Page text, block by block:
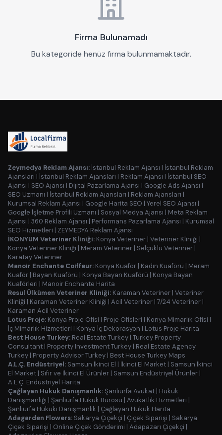
Firma Bulunamadı
Bu kategoride henüz firma bulunmamaktadır.
Zeymedya Reklam Ajansı: İstanbul Reklam Ajansı | İstanbul Reklam
Ajansları | İstanbul Reklam Ajansları | Reklam Ajansı | İstanbul SEO
Ajansı | SEO Ajansı | Dijital Pazarlama Ajansı | Google Ads Ajansı |
SEO Uzmanı | İstanbul Reklam Ajansları | Reklam Ajansları |
Kurumsal Reklam Ajansı | Google Harita SEO | Yerel SEO Ajansı |
Google İşletme Profili Uzmanı | Sosyal Medya Ajansı | Meta Reklam
Ajansı | 360 Reklam Ajansı | Performans Pazarlama Ajansı | Kurumsal
SEO Hizmetleri | ZEYMEDYA Reklam Ajansı
İKONYUM Veteriner Kliniği: Konya Veteriner | Veteriner Kliniği |
Konya Veteriner Kliniği | Meram Veteriner | Selçuklu Veteriner |
Karatay Veteriner
Manoir Enchante Coiffeur: Konya Kuaför | Kadın Kuaförü | Meram
Kuaför | Bayan Kuaförü | Konya Bayan Kuaförü | Konya Bayan
Kuaförleri | Manoir Enchante Harita
Resul Ülkümen Veteriner Kliniği: Karaman Veteriner | Veteriner
Kliniği | Karaman Veteriner Kliniği | Acil Veteriner | 7/24 Veteriner |
Karaman Acil Veteriner
Lotus Proje: Konya Proje Ofisi | Proje Ofisleri | Konya Mimarlık Ofisi |
İç Mimarlık Hizmetleri | Konya İç Dekorasyon | Lotus Proje Harita
Best House Turkey: Real Estate Turkey | Turkey Property
Consultant | Property Investment Turkey | Real Estate Agency
Turkey | Property Advisor Turkey | Best House Turkey Maps
A.L.Ç. Endüstriyel: Samsun İkinci El | İkinci El Market | Samsun İkinci
El Market | Sıfır ve İkinci El Ürünler | Samsun Endüstriyel Ürünler |
A.L.Ç. Endüstriyel Harita
Çağlayan Hukuk Danışmanlık:Şanlıurfa Avukat | Hukuk
Danışmanlığı | Şanlıurfa Hukuk Bürosu | Avukatlık Hizmetleri |
Şanlıurfa Hukuki Danışmanlık | Çağlayan Hukuk Harita
Adagarden Flowers: Sakarya Çiçekçi | Çiçek Siparişi | Sakarya
Çiçek Siparişi | Online Çiçek Gönderimi | Adapazarı Çiçekçi |